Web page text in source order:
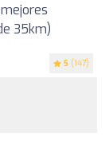
35km)
5 (147)